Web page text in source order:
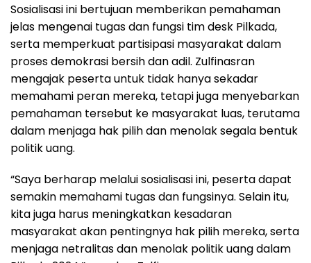
Sosialisasi ini bertujuan memberikan pemahaman
jelas mengenai tugas dan fungsi tim desk Pilkada,
serta memperkuat partisipasi masyarakat dalam
proses demokrasi bersih dan adil. Zulfinasran
mengajak peserta untuk tidak hanya sekadar
memahami peran mereka, tetapi juga menyebarkan
pemahaman tersebut ke masyarakat luas, terutama
dalam menjaga hak pilih dan menolak segala bentuk
politik uang.
“Saya berharap melalui sosialisasi ini, peserta dapat
semakin memahami tugas dan fungsinya. Selain itu,
kita juga harus meningkatkan kesadaran
masyarakat akan pentingnya hak pilih mereka, serta
menjaga netralitas dan menolak politik uang dalam